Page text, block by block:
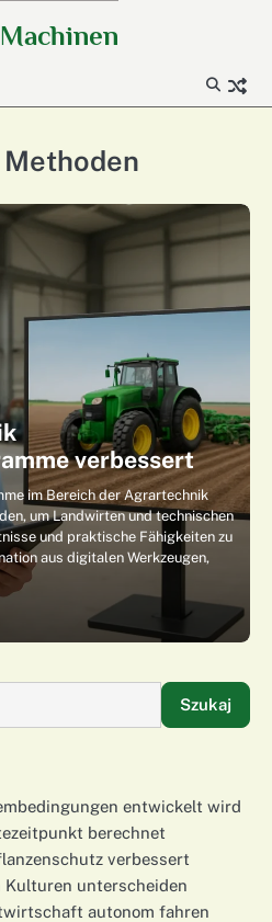
verbessert
im Bereich der Agrartechnik
um Landwirten und technischen
und praktische Fähigkeiten zu
aus digitalen Werkzeugen,
Szukaj
entwickelt wird
berechnet
verbessert
Kulturen unterscheiden
autonom fahren